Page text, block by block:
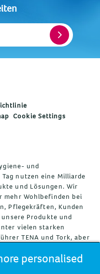
Cookie Settings
und
nutzen eine Milliarde
und Lösungen. Wir
mehr Wohlbefinden bei
Pflegekräften, Kunden
Produkte und
vielen starken
TENA und Tork, aber
Modibodi, Nosotras,
Essity beschäftigt
personalised